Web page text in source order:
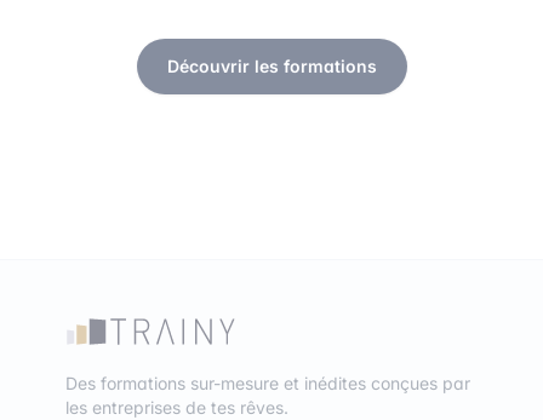
Découvrir les formations
Des formations sur-mesure et inédites conçues par
les entreprises de tes rêves.